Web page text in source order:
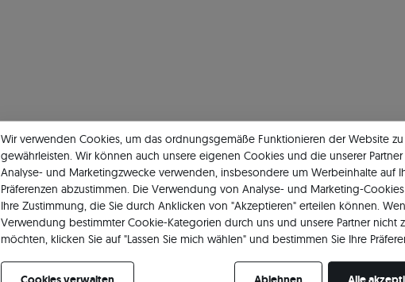
Größe
Länge 18 cm
Breite 2,80 mm
Wir verwenden Cookies, um das ordnungsgemäße Funktionieren der Website zu
gewährleisten. Wir können auch unsere eigenen Cookies und die unserer Partner
Analyse- und Marketingzwecke verwenden, insbesondere um Werbeinhalte auf
Präferenzen abzustimmen. Die Verwendung von Analyse- und Marketing-
Ihre Zustimmung, die Sie durch Anklicken von "Akzeptieren" erteilen können.
Verwendung bestimmter Cookie-Kategorien durch uns und unsere Partner nicht
möchten, klicken Sie auf "Lassen Sie mich wählen" und bestimmen Sie Ihre